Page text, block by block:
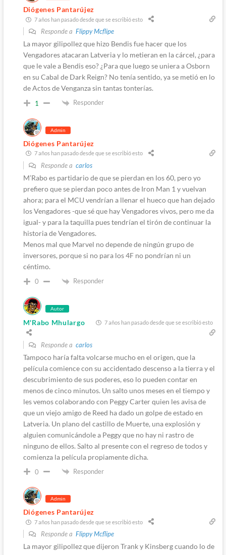
Diógenes Pantarújez
7 años han pasado desde que se escribió esto
Responde a Flippy Mcflipe
La mayor gilipollez que hizo Bendis fue hacer que los
Vengadores atacaran Latveria y lo metieran en la cárcel, ¿para
que le vale a Bendis eso? ¿Para que luego se uniera a Osborn
en su Cabal de Dark Reign? No tenía sentido, ya se metió en lo
de Actos de Venganza sin tantas tonterías.
1 Responder
Admin
Diógenes Pantarújez
7 años han pasado desde que se escribió esto
Responde a carlos
M’Rabo es partidario de que se pierdan en los 60, pero yo
prefiero que se pierdan poco antes de Iron Man 1 y vuelvan
ahora; para el MCU vendrían a llenar el hueco que han dejado
los Vengadores -que sé que hay Vengadores vivos, pero me da
igual- y para la taquilla pues tendrían el tirón de continuar la
historia de Vengadores.
Menos mal que Marvel no depende de ningún grupo de
inversores, porque si no para los 4F no pondrían ni un
céntimo.
0 Responder
Autor
M'Rabo Mhulargo 7 años han pasado desde que se escribió esto
Responde a carlos
Tampoco haría falta volcarse mucho en el origen, que la
película comience con su accidentado descenso a la tierra y el
descubrimiento de sus poderes, eso lo pueden contar en
menos de cinco minutos. Un salto unos meses en el tiempo y
les vemos colaborando con Peggy Carter quien les avisa de
que un viejo amigo de Reed ha dado un golpe de estado en
Latveria. Un plano del castillo de Muerte, una explosión y
alguien comunicándole a Peggy que no hay ni rastro de
ninguno de ellos. Salto al presente con el regreso de todos y
comienza la película propiamente dicha.
0 Responder
Admin
Diógenes Pantarújez
7 años han pasado desde que se escribió esto
Responde a Flippy Mcflipe
La mayor gilipollez que dijeron Trank y Kinsberg cuando lo de